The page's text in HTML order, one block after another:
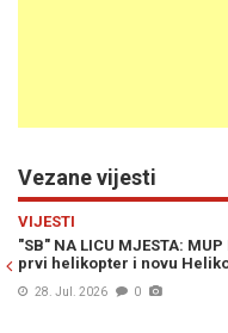
Vezane vijesti
Sarajevo svečano predstavio
(FOTO, VIDEO)